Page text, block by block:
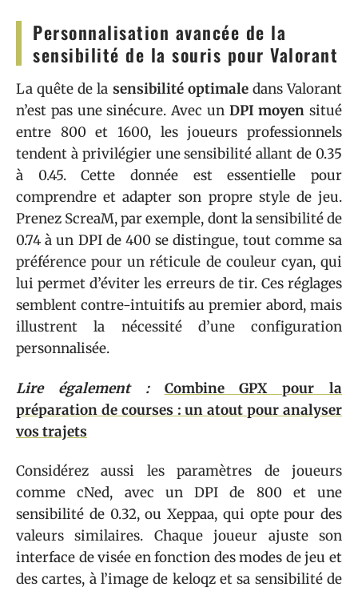
Personnalisation avancée de la
sensibilité de la souris pour Valorant
La quête de la sensibilité optimaledans Valorant
n’est pas une sinécure. Avec un DPI moyen situé
entre 800 et 1600, les joueurs professionnels
tendent à privilégier une sensibilité allant de 0.35
à 0.45. Cette donnée est essentielle pour
comprendre et adapter son propre style de jeu.
Prenez ScreaM, par exemple, dont la sensibilité de
0.74 à un DPI de 400 se distingue, tout comme sa
préférence pour un réticule de couleur cyan, qui
lui permet d’éviter les erreurs de tir. Ces réglages
semblent contre-intuitifs au premier abord, mais
illustrent la nécessité d’une configuration
personnalisée.
Lire également :
Combine GPX pour la
préparation de courses : un atout pour analyser
vos trajets
Considérez aussi les paramètres de joueurs
comme cNed, avec un DPI de 800 et une
sensibilité de 0.32, ou Xeppaa, qui opte pour des
valeurs similaires. Chaque joueur ajuste son
interface de visée en fonction des modes de jeu et
des cartes, à l’image de keloqz et sa sensibilité de